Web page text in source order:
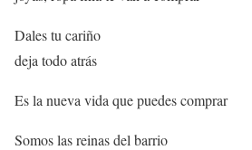
Dales tu cariño
deja todo atrás
Es la nueva vida que puedes comprar
Somos las reinas del barrio